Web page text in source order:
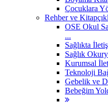
Çocuklara
Rehber ve
OSE Okul
...
Sağlıkta
Sağlık
Kurumsal
Teknoloji
Gebelik ve
Bebeğim